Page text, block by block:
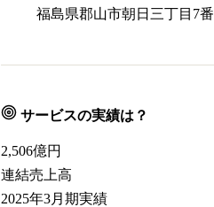
福島県郡山市朝日三丁目7
サービスの実績は？
2,506億円
連結売上高
2025年3月期実績